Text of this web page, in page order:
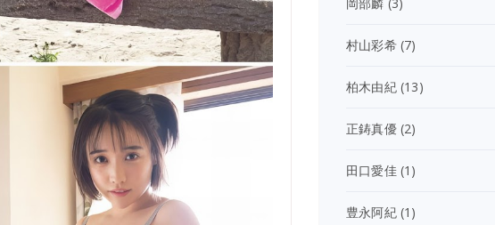
村山彩希(7)
柏木由紀(13)
正鋳真優(2)
田口愛佳(1)
豊永阿紀(1)